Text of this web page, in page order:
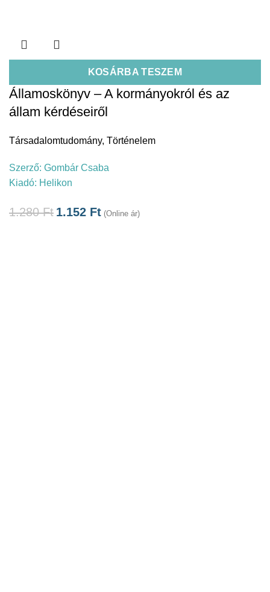
KOSÁRBA TESZEM
Államoskönyv – A kormányokról és az
állam kérdéseiről
Társadalomtudomány, Történelem
Szerző: Gombár Csaba
Kiadó: Helikon
1.280Ft 1.152 Ft (Online ár)